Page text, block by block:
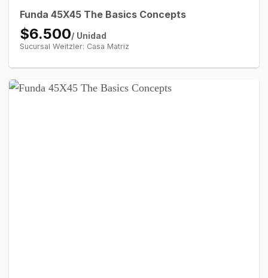
Funda 45X45 The Basics Concepts
$6.500/ Unidad
Sucursal Weitzler: Casa Matriz